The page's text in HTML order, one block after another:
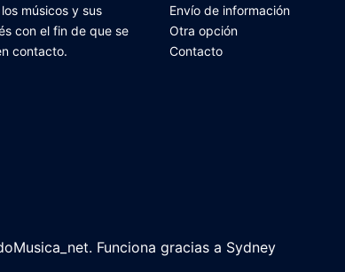
músicos y sus
con el fin de que se
contacto.
Envío de información
Otra opción
Contacto
Funciona gracias a Sydney